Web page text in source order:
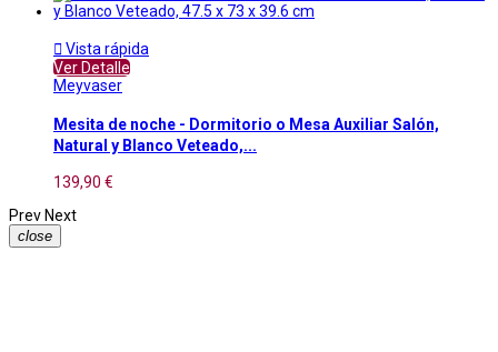
 Vista rápida
Ver Detalle
Meyvaser
Mesita de noche - Dormitorio o Mesa Auxiliar Salón,
Natural y Blanco Veteado,...
139,90 €
Prev Next
close